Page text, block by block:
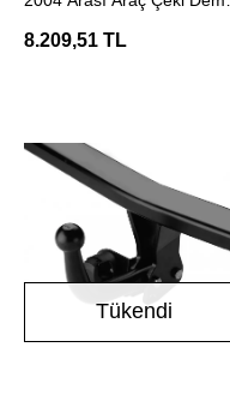
8.209,51 TL
Tükendi